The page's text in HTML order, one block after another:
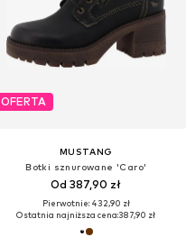
OFERTA
MUSTANG
Botki sznurowane 'Caro'
Od 387,90 zł
Pierwotnie: 432,90 zł
Ostatnia najniższa cena:387,90 zł